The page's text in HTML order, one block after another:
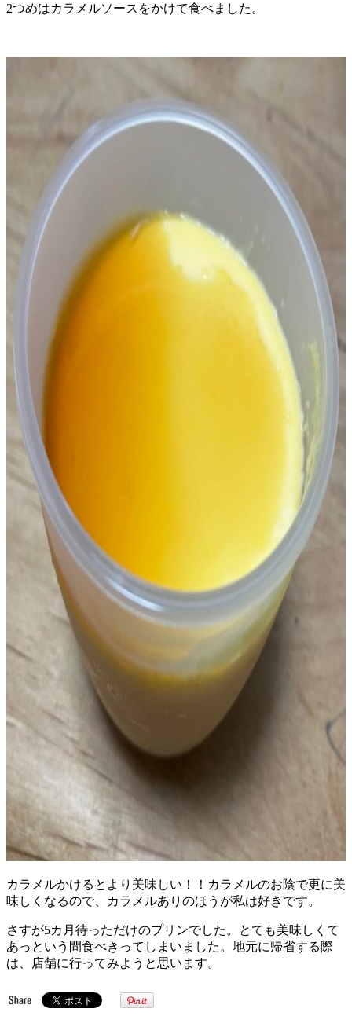
2つめはカラメルソースをかけて食べました。
カラメルかけるとより美味しい！！カラメルのお陰で更に美
味しくなるので、カラメルありのほうが私は好きです。
さすが5カ月待っただけのプリンでした。とても美味しくて
あっという間食べきってしまいました。地元に帰省する際
は、店舗に行ってみようと思います。